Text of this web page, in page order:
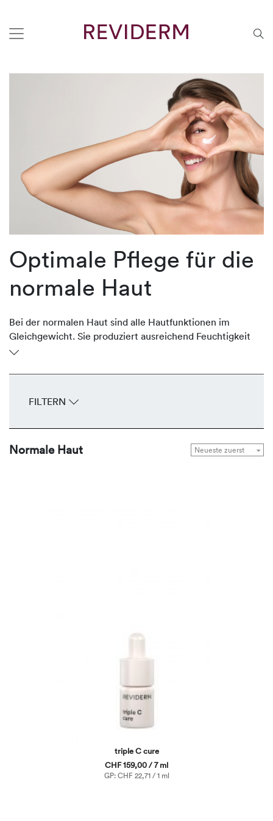
Optimale Pflege für die
normale Haut
Bei der normalen Haut sind alle Hautfunktionen im
Gleichgewicht. Sie produziert ausreichend Feuchtigkeit
und schützende Lipide, ist geschmeidig und glatt. Sie ist
feine Poren. Das gesamte Erscheinungsbild wirkt
REVIDERM Seren, Fluids, Cremes und Masken zur
FILTERN
Normale Haut
triple C cure
CHF 159,00 / 7 ml
GP: CHF 22,71 / 1 ml